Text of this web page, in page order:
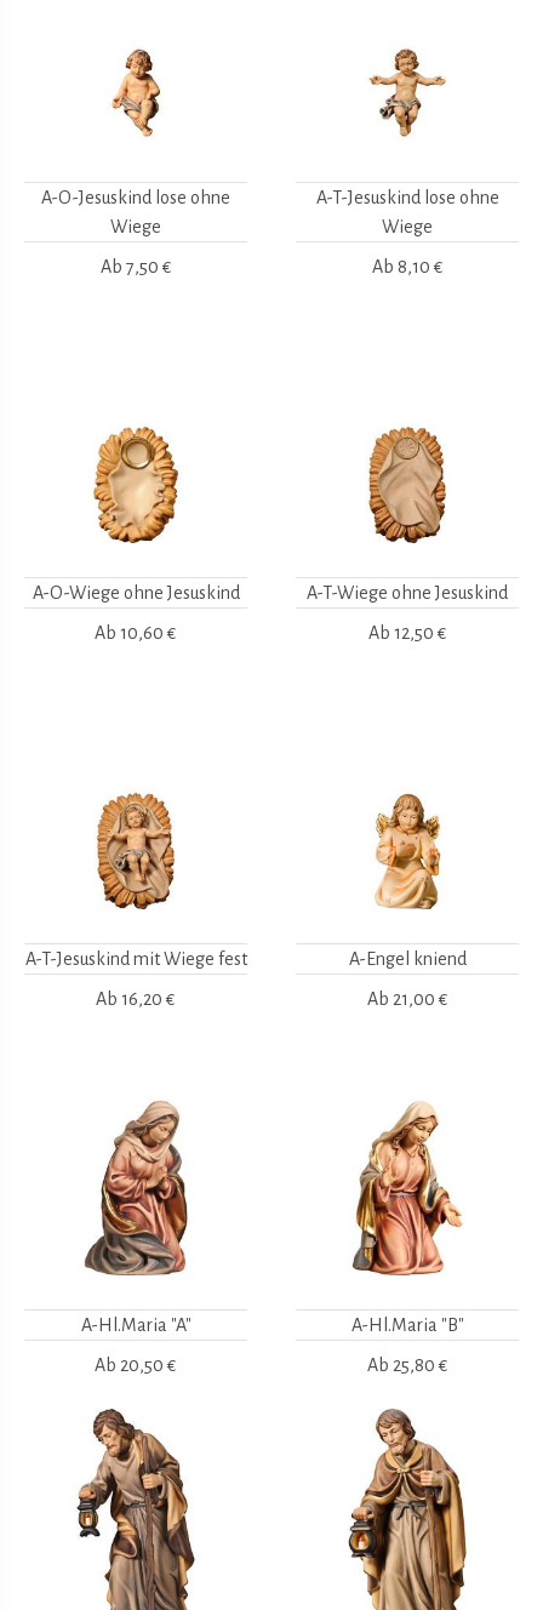
A-O-Jesuskind lose ohne
Wiege
Ab 7,50 €
A-T-Jesuskind lose ohne
Wiege
Ab 8,10 €
A-O-Wiege ohne Jesuskind
Ab 10,60 €
A-T-Wiege ohne Jesuskind
Ab 12,50 €
A-T-Jesuskind mit Wiege fest
Ab 16,20 €
A-Engel kniend
Ab 21,00 €
A-Hl.Maria "A"
Ab 20,50 €
A-Hl.Maria "B"
Ab 25,80 €